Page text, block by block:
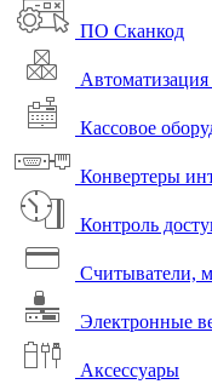
ПО Сканкод
Кассовое
Конвертеры
Контроль
Считыватели,
Электронные
Аксессуары